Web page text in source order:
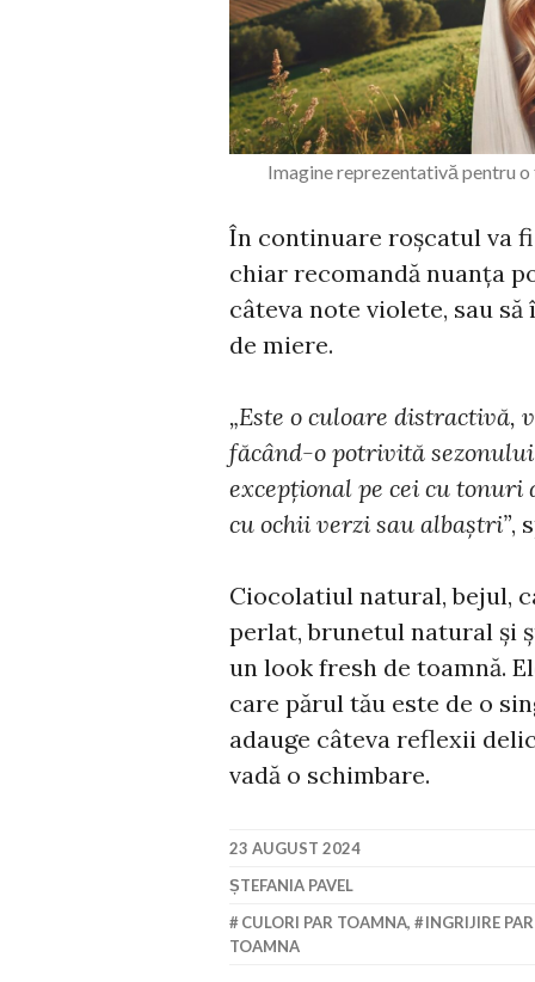
Imagine reprezentativă pentru o
În continuare roșcatul va
chiar recomandă nuanța
câteva note violete, sau
de miere.
„Este o culoare distractivă,
făcând-o potrivită
excepțional pe cei cu tonuri
cu ochii verzi sau albaștri”,
Ciocolatiul natural, bejul,
perlat, brunetul natural și
un look fresh de toamnă.
care părul tău este de o
adauge câteva reflexii
vadă o schimbare.
23 AUGUST 2024
ȘTEFANIA PAVEL
CULORI PAR TOAMNA, INGRIJIRE
TOAMNA